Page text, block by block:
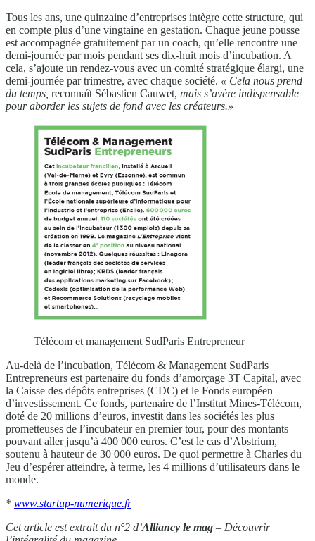
Tous les ans, une quinzaine d’entreprises intègre cette structure, qui
en compte plus d’une vingtaine en gestation. Chaque jeune pousse
est accompagnée gratuitement par un coach, qu’elle rencontre une
demi-journée par mois pendant ses dix-huit mois d’incubation. A
cela, s’ajoute un rendez-vous avec un comité stratégique élargi, une
demi-journée par trimestre, avec chaque société. « Cela nous prend
du temps, reconnaît Sébastien Cauwet, mais s’avère indispensable
pour aborder les sujets de fond avec les créateurs.»
Télécom et management SudParis Entrepreneur
Au-delà de l’incubation, Télécom & Management SudParis
Entrepreneurs est partenaire du fonds d’amorçage 3T Capital, avec
la Caisse des dépôts entreprises (CDC) et le Fonds européen
d’investissement. Ce fonds, partenaire de l’Institut Mines-Télécom,
doté de 20 millions d’euros, investit dans les sociétés les plus
prometteuses de l’incubateur en premier tour, pour des montants
pouvant aller jusqu’à 400 000 euros. C’est le cas d’Abstrium,
soutenu à hauteur de 30 000 euros. De quoi permettre à Charles du
Jeu d’espérer atteindre, à terme, les 4 millions d’utilisateurs dans le
monde.
* www.startup-numerique.fr
Cet article est extrait du n°2 d’Alliancy le mag – Découvrir